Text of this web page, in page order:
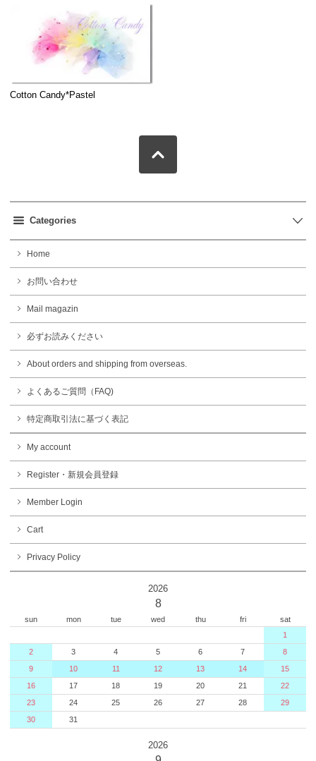
Cotton Candy*Pastel
Categories
Home
お問い合わせ
Mail magazin
必ずお読みください
About orders and shipping from overseas.
よくあるご質問（FAQ)
特定商取引法に基づく表記
My account
Register・新規会員登録
Member Login
Cart
Privacy Policy
2026
8
sun mon tue wed thu fri
sat
1
2
3 4 5 6 7
8
9
10 11 12 13 14
15
16
17 18 19 20 21
22
23
24 25 26 27 28
29
30
31
2026